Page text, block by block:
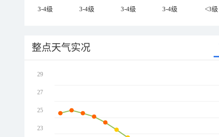
3-4级
3-4级 3-4级 3-4级 <3级
整点天气实况
29
27
25
23